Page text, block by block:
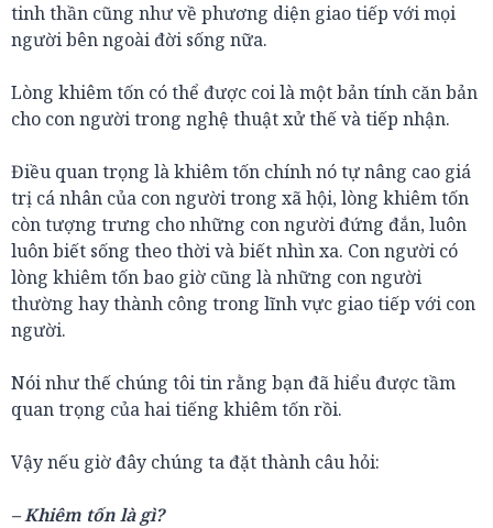
tinh thần cũng như về phương diện giao tiếp với mọi
người bên ngoài đời sống nữa.
Lòng khiêm tốn có thể được coi là một bản tính căn bản
cho con người trong nghệ thuật xử thế và tiếp nhận.
Điều quan trọng là khiêm tốn chính nó tự nâng cao giá
trị cá nhân của con người trong xã hội, lòng khiêm tốn
còn tượng trưng cho những con người đứng đắn, luôn
luôn biết sống theo thời và biết nhìn xa. Con người có
lòng khiêm tốn bao giờ cũng là những con người
thường hay thành công trong lĩnh vực giao tiếp với con
người.
Nói như thế chúng tôi tin rằng bạn đã hiểu được tầm
quan trọng của hai tiếng khiêm tốn rồi.
Vậy nếu giờ đây chúng ta đặt thành câu hỏi:
– Khiêm tốn là gì?